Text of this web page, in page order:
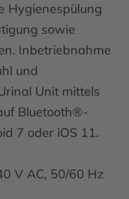
Hygienespülung
sowie
Inbetriebnahme
und
Unit mittels
Bluetooth®-
7 oder iOS 11.
V AC, 50/60 Hz